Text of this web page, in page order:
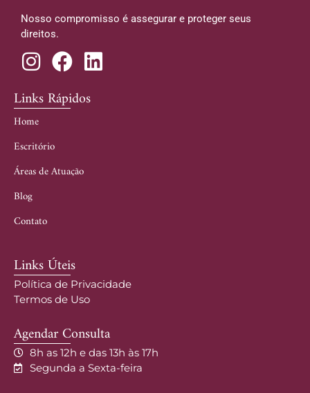
Nosso compromisso é assegurar e proteger seus
direitos.
Links Rápidos
Home
Escritório
Áreas de Atuação
Blog
Contato
Links Úteis
Política de Privacidade
Termos de Uso
Agendar Consulta
8h as 12h e das 13h às 17h
Segunda a Sexta-feira